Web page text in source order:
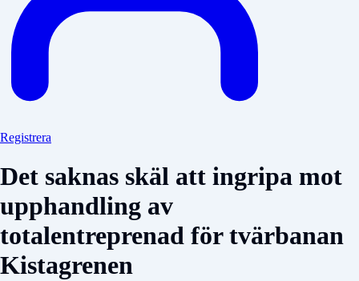
Registrera
Det saknas skäl att ingripa mot
upphandling av
totalentreprenad för tvärbanan
Kistagrenen